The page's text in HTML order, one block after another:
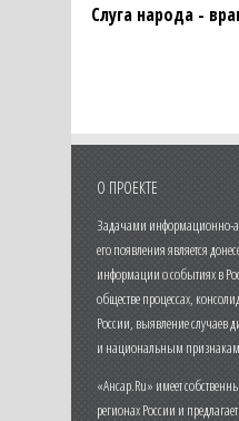
Слуга народа -
О ПРОЕКТЕ
Задачами информационно-
его появления является
информации о событиях в
обществе процессах,
России, выявление
и национальным
«Ансар.Ru» имеет
регионах России и